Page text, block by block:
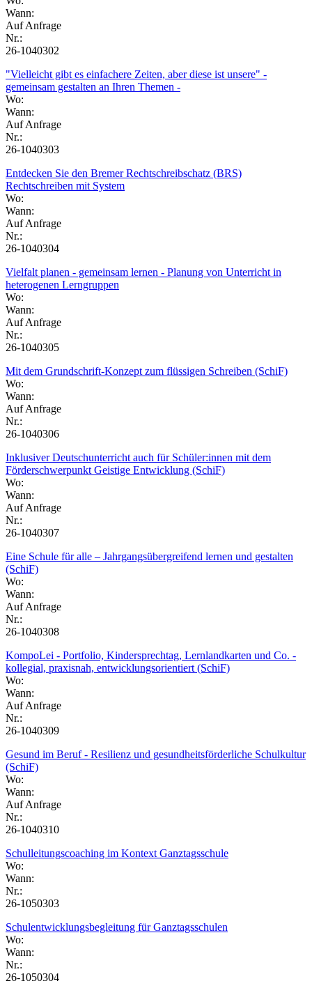
Wann:
Auf Anfrage
Nr.:
26-1040302
"Vielleicht gibt es einfachere Zeiten, aber diese ist unsere" -
gemeinsam gestalten an Ihren Themen -
Wo:
Wann:
Auf Anfrage
Nr.:
26-1040303
Entdecken Sie den Bremer Rechtschreibschatz (BRS)
Rechtschreiben mit System
Wo:
Wann:
Auf Anfrage
Nr.:
26-1040304
Vielfalt planen - gemeinsam lernen - Planung von Unterricht in
heterogenen Lerngruppen
Wo:
Wann:
Auf Anfrage
Nr.:
26-1040305
Mit dem Grundschrift-Konzept zum flüssigen Schreiben (SchiF)
Wo:
Wann:
Auf Anfrage
Nr.:
26-1040306
Inklusiver Deutschunterricht auch für Schüler:innen mit dem
Förderschwerpunkt Geistige Entwicklung (SchiF)
Wo:
Wann:
Auf Anfrage
Nr.:
26-1040307
Eine Schule für alle – Jahrgangsübergreifend lernen und gestalten
(SchiF)
Wo:
Wann:
Auf Anfrage
Nr.:
26-1040308
KompoLei - Portfolio, Kindersprechtag, Lernlandkarten und Co. -
kollegial, praxisnah, entwicklungsorientiert (SchiF)
Wo:
Wann:
Auf Anfrage
Nr.:
26-1040309
Gesund im Beruf - Resilienz und gesundheitsförderliche Schulkultur
(SchiF)
Wo:
Wann:
Auf Anfrage
Nr.:
26-1040310
Schulleitungscoaching im Kontext Ganztagsschule
Wo:
Wann:
Nr.:
26-1050303
Schulentwicklungsbegleitung für Ganztagsschulen
Wo:
Wann:
Nr.:
26-1050304